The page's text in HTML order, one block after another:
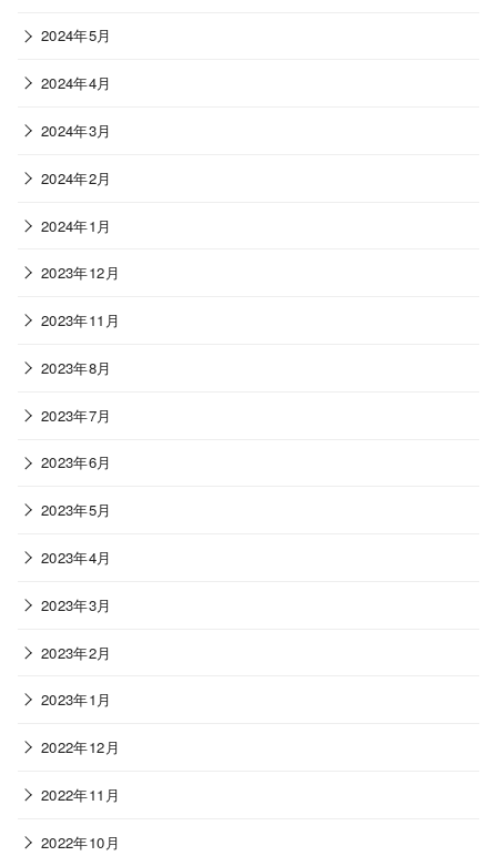
2024年5月
2024年4月
2024年3月
2024年2月
2024年1月
2023年12月
2023年11月
2023年8月
2023年7月
2023年6月
2023年5月
2023年4月
2023年3月
2023年2月
2023年1月
2022年12月
2022年11月
2022年10月